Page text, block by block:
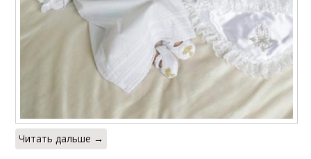
Читать дальше →